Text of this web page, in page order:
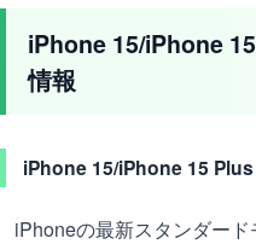
iPhone 15/iPhone
情報
iPhone 15/iPhone 15 Plus
iPhoneの最新スタンダー